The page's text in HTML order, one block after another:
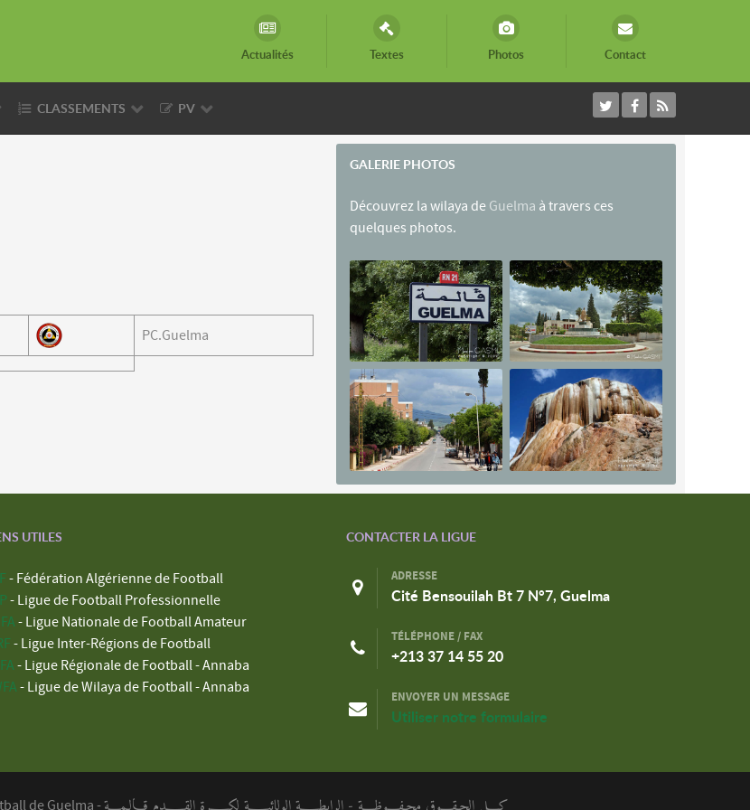
Actualités Textes Photos Contact
CLASSEMENTS PV
PC.Guelma
GALERIE PHOTOS
Découvrez la wilaya de Guelma à travers ces
quelques photos.
UTILES
- Fédération Algérienne de Football
- Ligue de Football Professionnelle
- Ligue Nationale de Football Amateur
- Ligue Inter-Régions de Football
- Ligue Régionale de Football - Annaba
- Ligue de Wilaya de Football - Annaba
CONTACTER LA LIGUE
ADRESSE
Cité Bensouilah Bt 7 N°7, Guelma
TÉLÉPHONE / FAX
+213 37 14 55 20
ENVOYER UN MESSAGE
Utiliser notre formulaire
de Guelma -